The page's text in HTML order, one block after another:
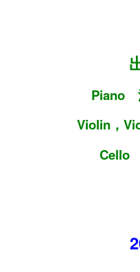
Piano
Violin，
Cello